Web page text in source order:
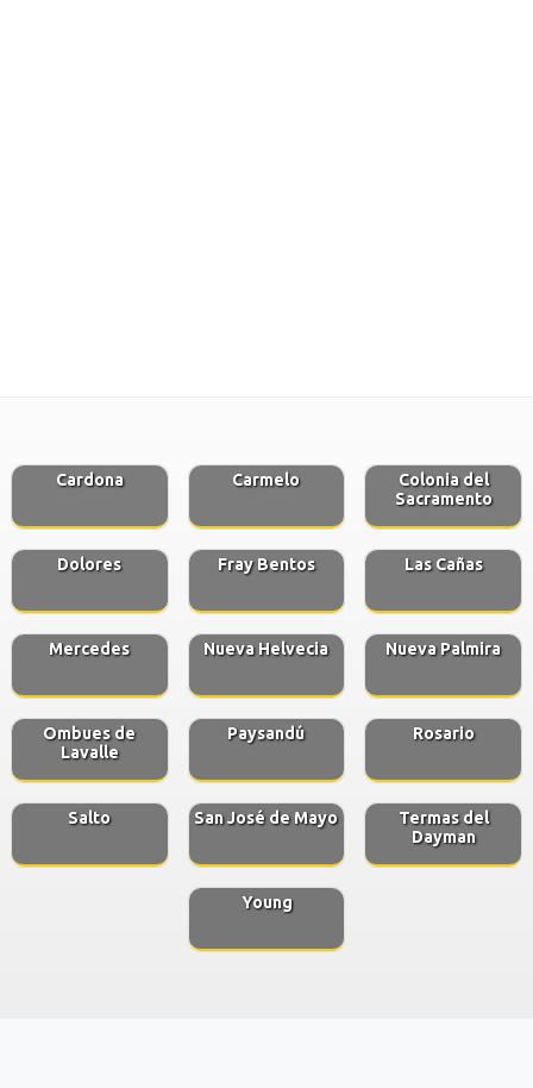
Cardona Carmelo
Colonia del
Sacramento
Dolores Fray Bentos Las Cañas
Mercedes Nueva Helvecia Nueva Palmira
Ombues de
Lavalle
Paysandú Rosario
Salto San José de Mayo
Termas del
Dayman
Young